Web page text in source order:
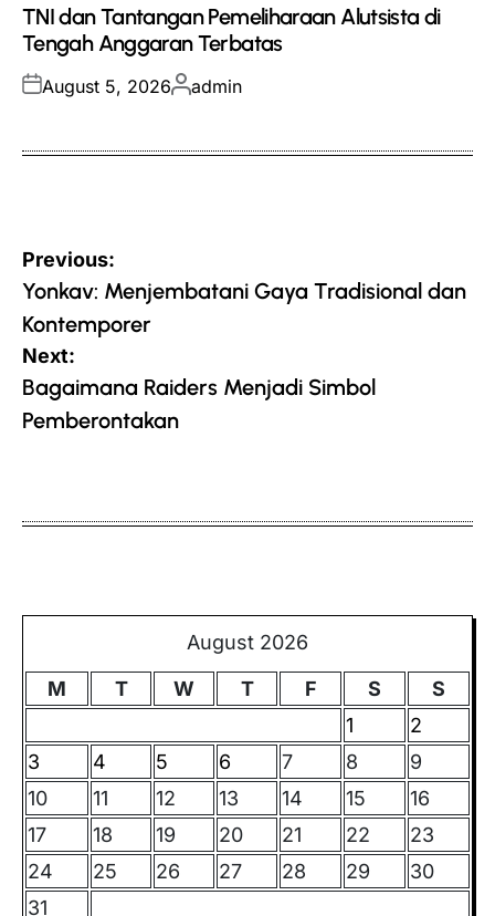
TNI dan Tantangan Pemeliharaan Alutsista di
Tengah Anggaran Terbatas
Posted
August 5, 2026Posted
admin
Post
navigation
Previous:
Yonkav: Menjembatani Gaya Tradisional dan
Kontemporer
Next:
Bagaimana Raiders Menjadi Simbol
Pemberontakan
August 2026
M
T W T F S
S
1
2
3
4 5 6 7 8
9
10
11 12 13 14 15
16
17
18 19 20 21 22
23
24
25 26 27 28 29
30
31